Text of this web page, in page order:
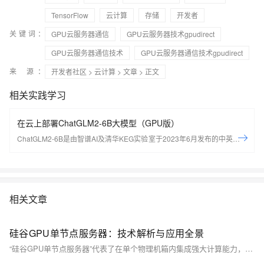
TensorFlow
云计算 存储
开发者
关键词：
GPU云服务器通信
GPU云服务器技术gpudirect
GPU云服务器通信技术
GPU云服务器通信技术gpudirect
来 源：
开发者社区 > 云计算 > 文章 > 正文
相关实践学习
在云上部署ChatGLM2-6B大模型（GPU版）
ChatGLM2-6B是由智谱AI及清华KEG实验室于2023年6月发布的中英双语
相关文章
硅谷GPU单节点服务器：技术解析与应用全景
“硅谷GPU单节点服务器”代表了在单个物理机箱内集成强大计算能力，特别是GPU加速能力的高性能计算解决方案。它们并非指代某个特定品牌，而是一类为处理密集型工作负载而设计的服务器范式的统称。